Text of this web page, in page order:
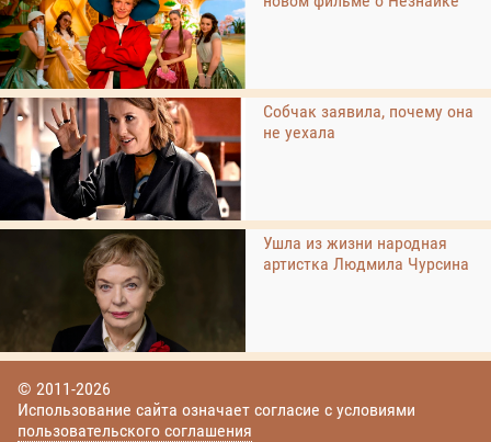
Собчак заявила, почему она
не уехала
Ушла из жизни народная
артистка Людмила Чурсина
© 2011-2026
Использование сайта означает согласие с условиями
пользовательского соглашения